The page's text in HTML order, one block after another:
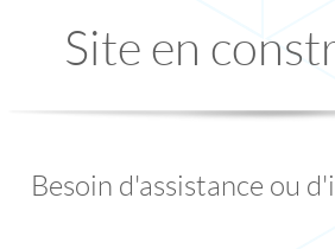
Site en
Besoin d'assistance ou